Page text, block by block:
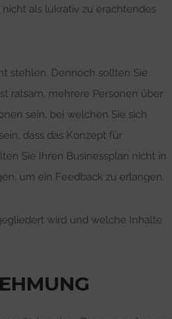
als lukrativ zu erachtendes
stehlen. Dennoch sollten Sie
ratsam, mehrere Personen über
sein, bei welchen Sie sich
dass das Konzept für
Sie Ihren Businessplan nicht in
um ein Feedback zu erlangen.
wird und welche Inhalte